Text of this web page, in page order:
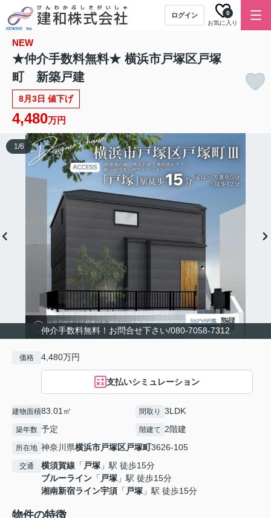
ログイン
お気に入り
0
NEW
★仲介手数料無料★ 横浜市戸塚区戸塚
町 新築戸建
8月3日 値下げ
4,480万円
仲介手数料無料！お問合せ下さい/080-7058-7312
1/6
価格 4,480万円
支払いシミュレーション
建物面積83.01㎡ 間取り 3LDK
築年数 予定 階建て 2階建
所在地 神奈川県横浜市戸塚区戸塚町3626-105
交通 横須賀線 「 戸塚 」駅 徒歩15分
ブルーライン 「 戸塚 」駅 徒歩15分
湘南新宿ライン宇須 「 戸塚 」駅 徒歩15分
物件の特徴